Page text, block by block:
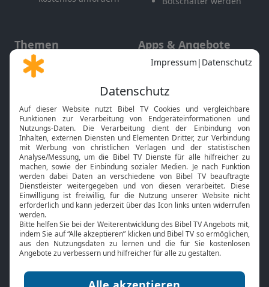
Themen
Gott und Bibel erklärt
Neuigkeiten
Apps & Angebote
Mobile App
Smart TV
HbbTV
Bibelthek Online-Bibel
Nächster Gottesdienst
Bibel TV
Über uns
Jobs
Mediadaten
Service
Kontakt
TV-Empfang